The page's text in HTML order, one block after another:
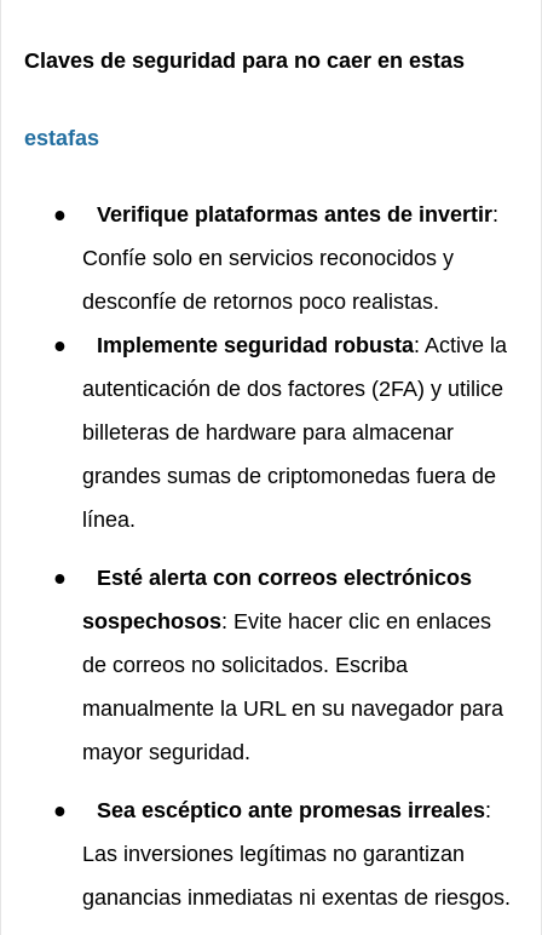
Claves de seguridad para no caer en estas
estafas
● Verifique plataformas antes de invertir:
Confíe solo en servicios reconocidos y
desconfíe de retornos poco realistas.
●
Implemente seguridad robusta: Active la
autenticación de dos factores (2FA) y utilice
billeteras de hardware para almacenar
grandes sumas de criptomonedas fuera de
línea.
●
Esté alerta con correos electrónicos
sospechosos: Evite hacer clic en enlaces
de correos no solicitados. Escriba
manualmente la URL en su navegador para
mayor seguridad.
● Sea escéptico ante promesas irreales:
Las inversiones legítimas no garantizan
ganancias inmediatas ni exentas de riesgos.